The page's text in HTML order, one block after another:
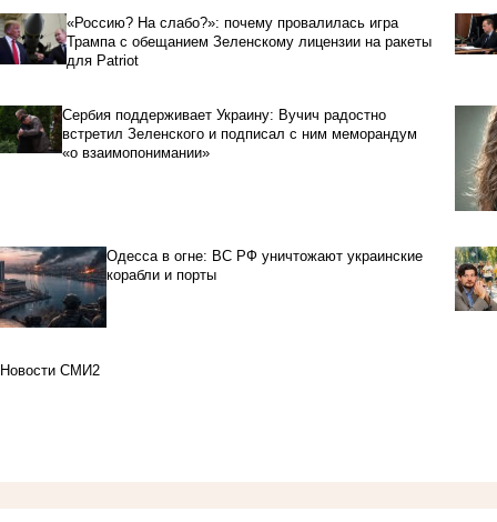
«Россию? На слабо?»: почему провалилась игра
Трампа с обещанием Зеленскому лицензии на ракеты
для Patriot
Сербия поддерживает Украину: Вучич радостно
встретил Зеленского и подписал с ним меморандум
«о взаимопонимании»
Одесса в огне: ВС РФ уничтожают украинские
корабли и порты
Новости СМИ2